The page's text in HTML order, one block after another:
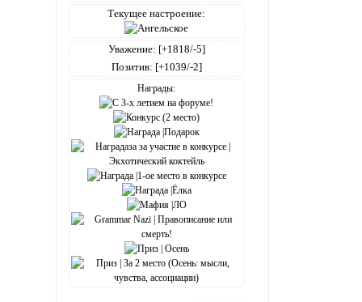
Текущее настроение:
Уважение: [+1818/-5]
Позитив: [+1039/-2]
Награды: